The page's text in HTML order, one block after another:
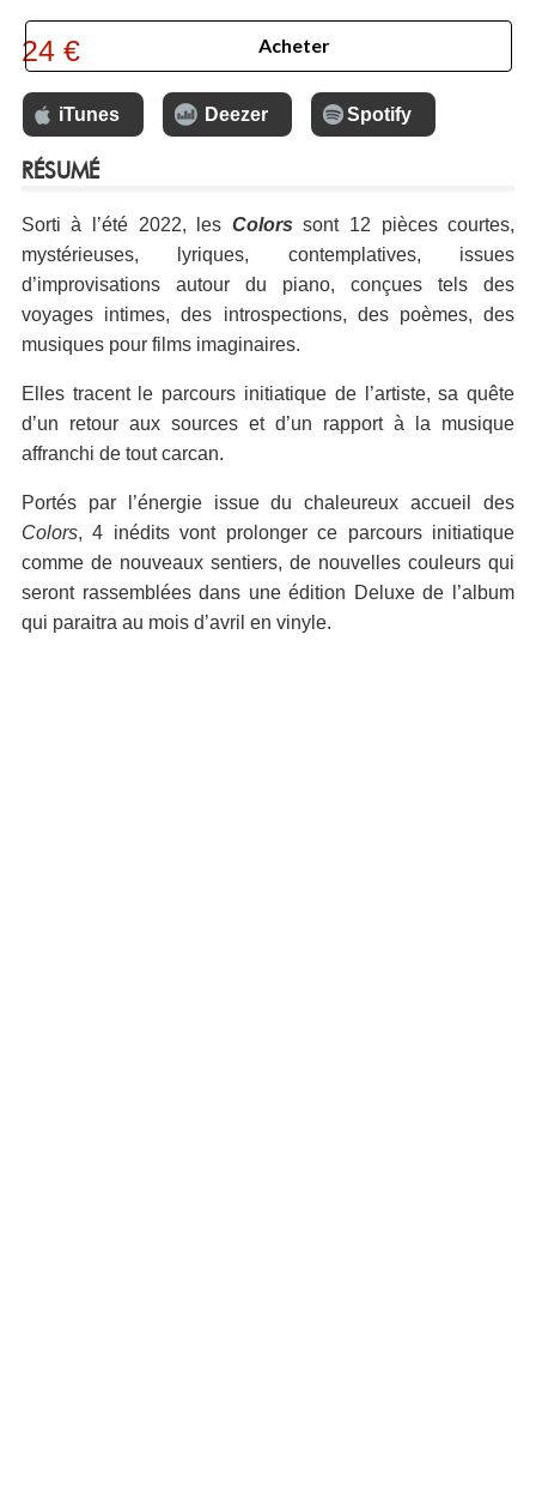
24 € Acheter
iTunes Deezer Spotify
RÉSUMÉ
Sorti à l’été 2022, les Colors sont 12 pièces courtes,
mystérieuses, lyriques, contemplatives, issues
d’improvisations autour du piano, conçues tels des
voyages intimes, des introspections, des poèmes, des
musiques pour films imaginaires.
Elles tracent le parcours initiatique de l’artiste, sa quête
d’un retour aux sources et d’un rapport à la musique
affranchi de tout carcan.
Portés par l’énergie issue du chaleureux accueil des
Colors, 4 inédits vont prolonger ce parcours initiatique
comme de nouveaux sentiers, de nouvelles couleurs qui
seront rassemblées dans une édition Deluxe de l’album
qui paraitra au mois d’avril en vinyle.